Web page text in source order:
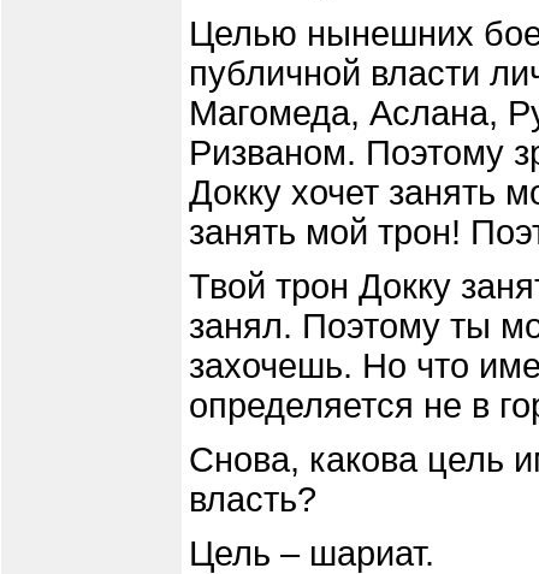
Целью нынешних
публичной власти
Магомеда, Аслана,
Ризваном. Поэтому
Докку хочет занять
занять мой трон!
Твой трон Докку
занял. Поэтому ты
захочешь. Но что
определяется не в
Снова, какова цель
власть?
Цель – шариат.